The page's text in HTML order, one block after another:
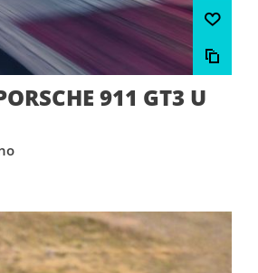
911 GT3 U